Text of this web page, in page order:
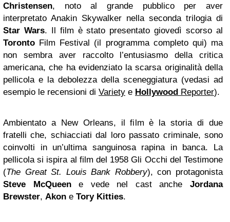
Christensen, noto al grande pubblico per aver
interpretato Anakin Skywalker nella seconda trilogia di
Star Wars. Il film è stato presentato giovedì scorso al
Toronto Film Festival (il programma completo qui) ma
non sembra aver raccolto l’entusiasmo della critica
americana, che ha evidenziato la scarsa originalità della
pellicola e la debolezza della sceneggiatura (vedasi ad
esempio le recensioni di Variety e Hollywood Reporter).
Ambientato a New Orleans, il film è la storia di due
fratelli che, schiacciati dal loro passato criminale, sono
coinvolti in un’ultima sanguinosa rapina in banca. La
pellicola si ispira al film del 1958 Gli Occhi del Testimone
(The Great St. Louis Bank Robbery), con protagonista
Steve McQueene vede nel cast ancheJordana
Brewster, Akon e Tory Kitties.